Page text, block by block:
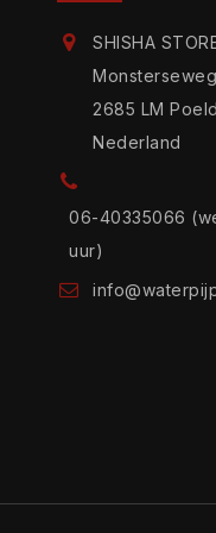
SHISHA
2685 LM
Nederland
06-40335066
uur)